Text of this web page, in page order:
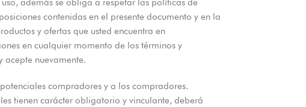
además se obliga a respetar las políticas de
contenidas en el presente documento y en la
y ofertas que usted encuentra en
en cualquier momento de los términos y
acepte nuevamente.
compradores y a los compradores.
tienen carácter obligatorio y vinculante, deberá